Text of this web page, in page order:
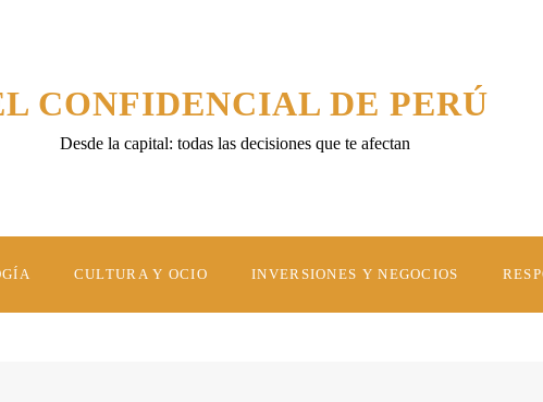
CONFIDENCIAL DE PERÚ
Desde la capital: todas las decisiones que te afectan
CULTURA Y OCIO INVERSIONES Y NEGOCIOS